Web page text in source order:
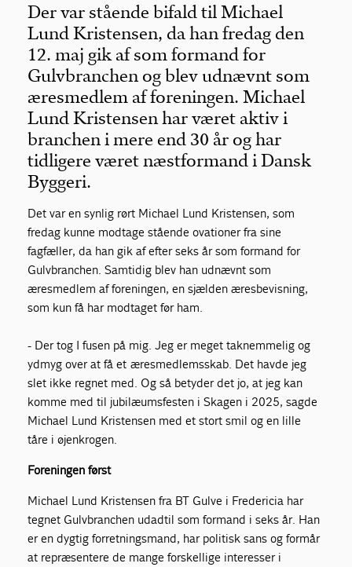
Der var stående bifald til Michael
Lund Kristensen, da han fredag den
12. maj gik af som formand for
Gulvbranchen og blev udnævnt som
æresmedlem af foreningen. Michael
Lund Kristensen har været aktiv i
branchen i mere end 30 år og har
tidligere været næstformand i Dansk
Byggeri.
Det var en synlig rørt Michael Lund Kristensen, som
fredag kunne modtage stående ovationer fra sine
fagfæller, da han gik af efter seks år som formand for
Gulvbranchen. Samtidig blev han udnævnt som
æresmedlem af foreningen, en sjælden æresbevisning,
som kun få har modtaget før ham.
- Der tog I fusen på mig. Jeg er meget taknemmelig og
ydmyg over at få et æresmedlemsskab. Det havde jeg
slet ikke regnet med. Og så betyder det jo, at jeg kan
komme med til jubilæumsfesten i Skagen i 2025, sagde
Michael Lund Kristensen med et stort smil og en lille
tåre i øjenkrogen.
Foreningen først
Michael Lund Kristensen fra BT Gulve i Fredericia har
tegnet Gulvbranchen udadtil som formand i seks år. Han
er en dygtig forretningsmand, har politisk sans og formår
at repræsentere de mange forskellige interesser i